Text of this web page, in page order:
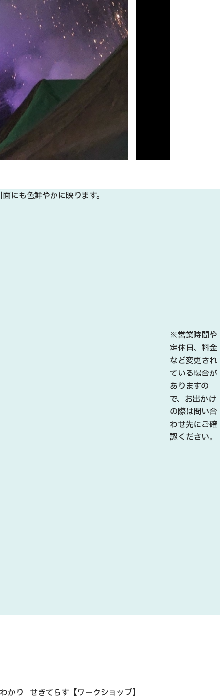
にも色鮮やかに映ります。
※営業時間や
定休日、料金
など変更され
ている場合が
ありますの
で、お出かけ
の際は問い合
わせ先にご確
認ください。
かり せきてらす【ワークショップ】